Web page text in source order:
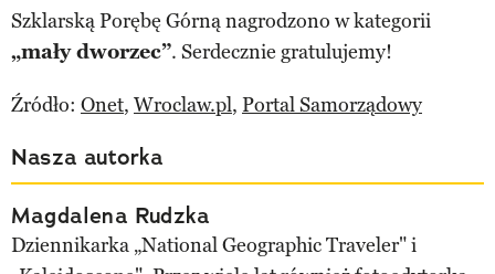
Szklarską Porębę Górną nagrodzono w kategorii
„mały dworzec”. Serdecznie gratulujemy!
Źródło: Onet, Wroclaw.pl, Portal Samorządowy
Nasza autorka
Magdalena Rudzka
Dziennikarka „National Geographic Traveler" i